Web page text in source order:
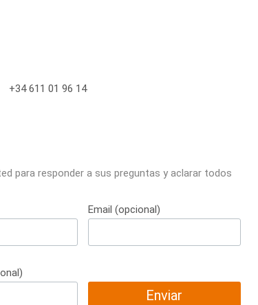
+34 611 01 96 14
para responder a sus preguntas y aclarar todos
Email (opcional)
Enviar